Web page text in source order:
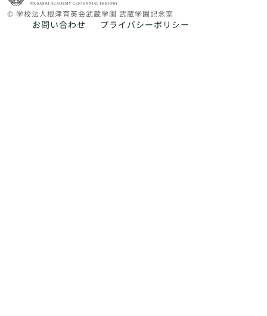
© 学校法人根津育英会武蔵学園 武蔵学園記念室
お問い合わせ プライバシーポリシー